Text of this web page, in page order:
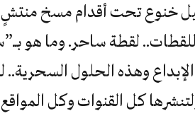
خنوع تحت أقدام مسخ منتشٍ
لقطة ساحر. وما هو
وهذه الحلول السحرية..
كل القنوات وكل